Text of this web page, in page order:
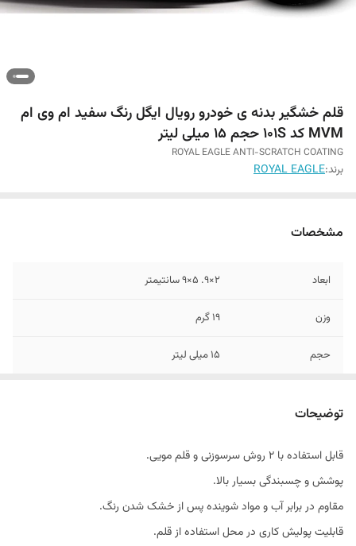
قلم خشگیر بدنه ی خودرو رویال ایگل رنگ سفید ام وی ام
MVM کد 101S حجم ۱۵ میلی لیتر
ROYAL EAGLE ANTI-SCRATCH COATING
برند:ROYAL EAGLE
مشخصات
ابعاد 2×9. 5×9 سانتیمتر
وزن ۱۹ گرم
حجم ۱۵ میلی لیتر
توضیحات
قابل استفاده با ۲ روش سرسوزنی و قلم مویی.
پوشش و چسبندگی بسیار بالا.
مقاوم در برابر آب و مواد شوینده پس از خشک شدن رنگ.
قابلیت پولیش کاری در محل استفاده از قلم.